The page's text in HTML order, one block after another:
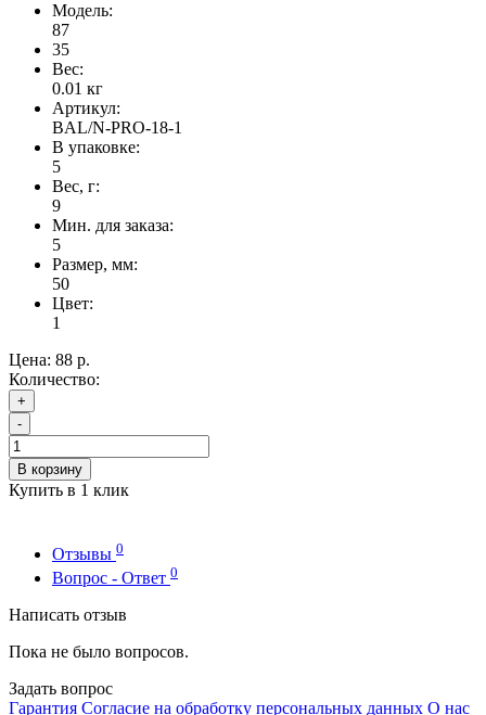
Модель:
87
35
Вес:
0.01 кг
Артикул:
BAL/N-PRO-18-1
В упаковке:
5
Вес, г:
9
Мин. для заказа:
5
Размер, мм:
50
Цвет:
1
Цена: 88 р.
Количество:
+
-
В корзину
Купить в 1 клик
Отзывы 0
Вопрос - Ответ 0
Написать отзыв
Пока не было вопросов.
Задать вопрос
Гарантия Согласие на обработку персональных данных О нас